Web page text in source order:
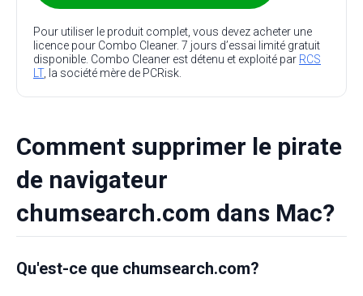
Pour utiliser le produit complet, vous devez acheter une
licence pour Combo Cleaner. 7 jours d’essai limité gratuit
disponible. Combo Cleaner est détenu et exploité par RCS
LT, la société mère de PCRisk.
Comment supprimer le pirate
de navigateur
chumsearch.com dans Mac?
Qu'est-ce que chumsearch.com?